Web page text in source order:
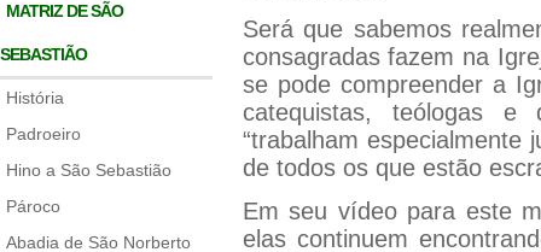
MATRIZ DE SÃO
SEBASTIÃO
História
Padroeiro
Hino a São Sebastião
Pároco
Abadia de São Norberto
Será que sabemos
consagradas fazem na
se pode compreender a
catequistas, teólogas e
“trabalham especialmente
de todos os que estão
Em seu vídeo para este
elas continuem